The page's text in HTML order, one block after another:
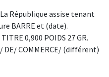
La République assise tenant
BARRE et (date).
0,900 POIDS 27 GR.
DE/ COMMERCE/ (différent)